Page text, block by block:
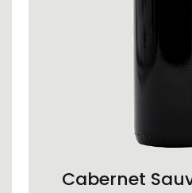
ADD TO
Cabernet